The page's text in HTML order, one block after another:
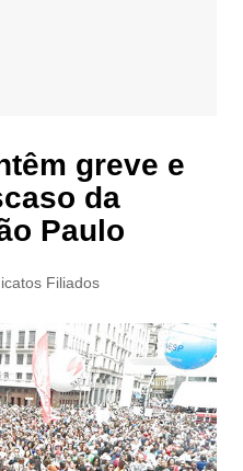
greve e
da
Paulo
Filiados